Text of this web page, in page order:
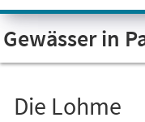
Visuelle
Assistenzsoftware
öffnen.
Gewässer in
Die Lohme